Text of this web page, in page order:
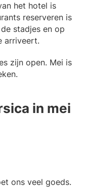
het hotel is
reserveren is
stadjes en op
arriveert.
zijn open. Mei is
in mei
ons veel goeds.